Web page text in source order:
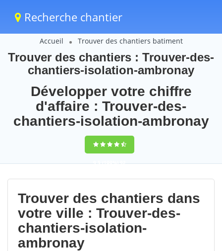
Recherche chantier
Accueil Trouver des chantiers batiment
Trouver des chantiers : Trouver-des-
chantiers-isolation-ambronay
Développer votre chiffre
d'affaire : Trouver-des-
chantiers-isolation-ambronay
9,5(100%)92
votes
Trouver des chantiers dans
votre ville : Trouver-des-
chantiers-isolation-
ambronay